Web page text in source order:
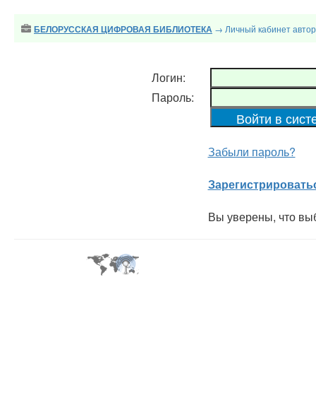
БЕЛОРУССКАЯ ЦИФРОВАЯ БИБЛИОТЕКА → Личный кабинет
Логин:
Пароль:
Забыли пароль?
Вы уверены, что